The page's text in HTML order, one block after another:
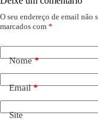
O seu endereço de email não
marcados com *
Nome*
Email*
Site